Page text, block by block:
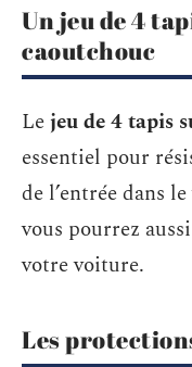
Un jeu de 4
caoutchouc
Lejeu de 4 tapis
essentiel pour
de l’entrée dans
vous pourrez
votre voiture.
Les